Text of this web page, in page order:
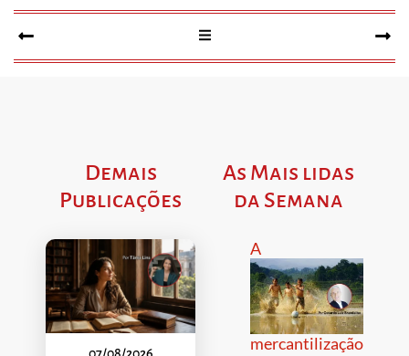
Demais
Publicações
As Mais lidas
da Semana
A
mercantilização